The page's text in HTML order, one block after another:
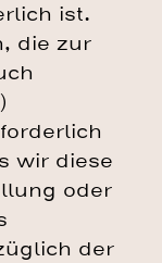
ist.
die zur
wir diese
oder
der